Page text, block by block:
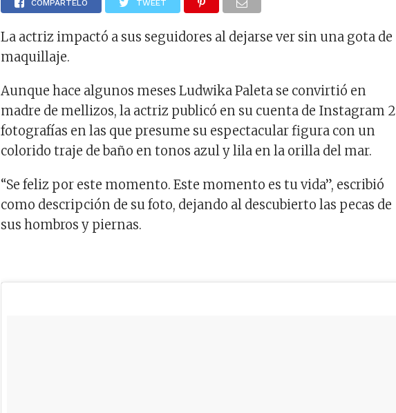
COMPÁRTELO TWEET
La actriz impactó a sus seguidores al dejarse ver sin una gota de
maquillaje.
Aunque hace algunos meses Ludwika Paleta se convirtió en
madre de mellizos, la actriz publicó en su cuenta de Instagram 2
fotografías en las que presume su espectacular figura con un
colorido traje de baño en tonos azul y lila en la orilla del mar.
“Se feliz por este momento. Este momento es tu vida”, escribió
como descripción de su foto, dejando al descubierto las pecas de
sus hombros y piernas.